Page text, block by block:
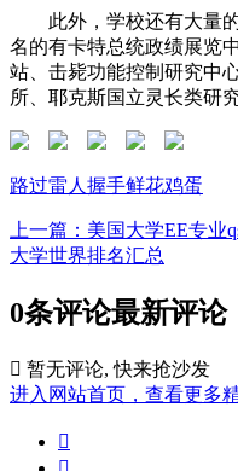
此外，学校还有大量的
名的有卡特总统政绩展览
站、击毙功能控制研究中
所、耶克斯国立灵长类研
路过雷人 握手鲜花鸡蛋
上一篇：美国大学EE专业
大学世界排名汇总
0条评论最新评论
 暂无评论, 快来抢沙发
进入网站首页，查看更多
